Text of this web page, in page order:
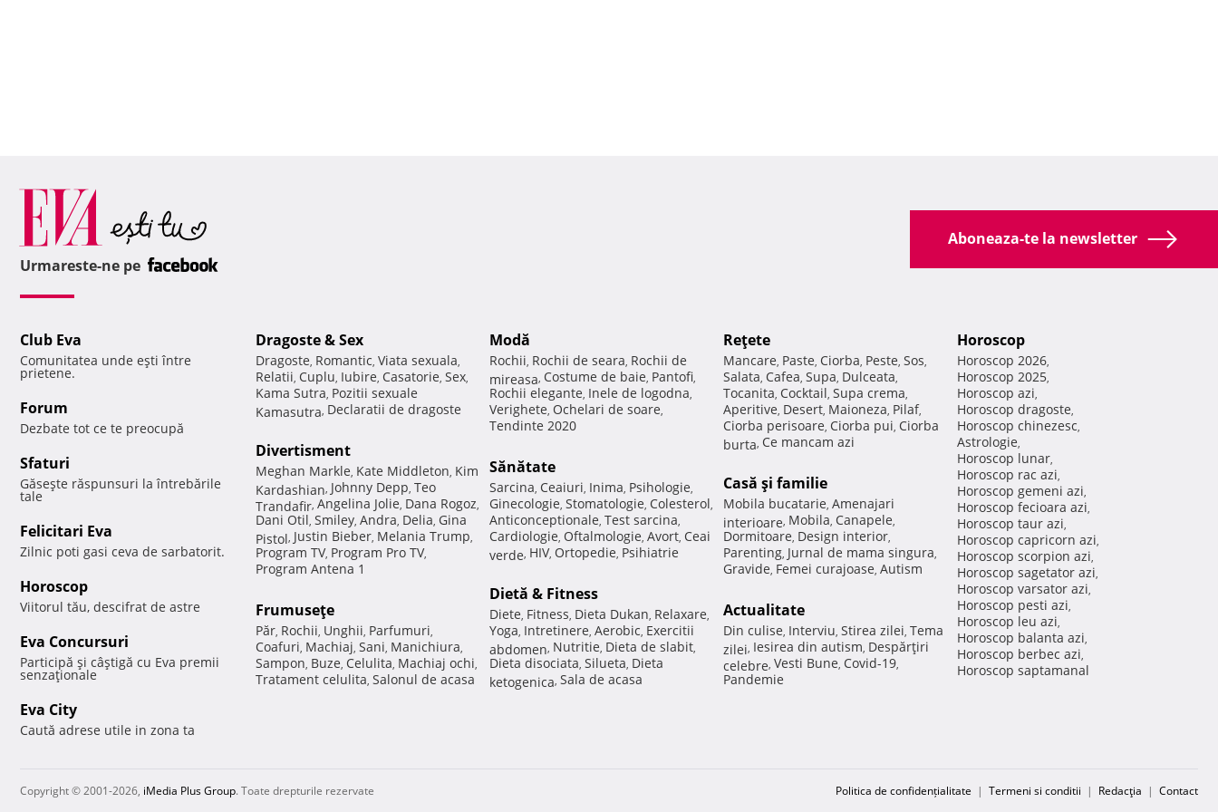
Aboneaza-te la newsletter
Urmareste-ne pe
Club Eva
Comunitatea unde eşti între
prietene.
Forum
Dezbate tot ce te preocupă
Sfaturi
Găseşte răspunsuri la întrebările
tale
Felicitari Eva
Zilnic poti gasi ceva de sarbatorit.
Horoscop
Viitorul tău, descifrat de astre
Eva Concursuri
Participă şi câştigă cu Eva premii
senzaţionale
Eva City
Caută adrese utile in zona ta
Dragoste & Sex
Dragoste, Romantic, Viata sexuala,
Relatii, Cuplu, Iubire, Casatorie, Sex,
Kama Sutra, Pozitii sexuale
Kamasutra, Declaratii de dragoste
Divertisment
Meghan Markle, Kate Middleton, Kim
Kardashian, Johnny Depp, Teo
Trandafir, Angelina Jolie, Dana Rogoz,
Dani Otil, Smiley, Andra, Delia, Gina
Pistol, Justin Bieber, Melania Trump,
Program TV, Program Pro TV,
Program Antena 1
Frumuseţe
Păr, Rochii, Unghii, Parfumuri,
Coafuri, Machiaj, Sani, Manichiura,
Sampon, Buze, Celulita, Machiaj ochi,
Tratament celulita, Salonul de acasa
Modă
Rochii, Rochii de seara, Rochii de
mireasa, Costume de baie, Pantofi,
Rochii elegante, Inele de logodna,
Verighete, Ochelari de soare,
Tendinte 2020
Sănătate
Sarcina, Ceaiuri, Inima, Psihologie,
Ginecologie, Stomatologie, Colesterol,
Anticonceptionale, Test sarcina,
Cardiologie, Oftalmologie, Avort, Ceai
verde, HIV, Ortopedie, Psihiatrie
Dietă & Fitness
Diete, Fitness, Dieta Dukan, Relaxare,
Yoga, Intretinere, Aerobic, Exercitii
abdomen, Nutritie, Dieta de slabit,
Dieta disociata, Silueta, Dieta
ketogenica, Sala de acasa
Reţete
Mancare, Paste, Ciorba, Peste, Sos,
Salata, Cafea, Supa, Dulceata,
Tocanita, Cocktail, Supa crema,
Aperitive, Desert, Maioneza, Pilaf,
Ciorba perisoare, Ciorba pui, Ciorba
burta, Ce mancam azi
Casă şi familie
Mobila bucatarie, Amenajari
interioare, Mobila, Canapele,
Dormitoare, Design interior,
Parenting, Jurnal de mama singura,
Gravide, Femei curajoase, Autism
Actualitate
Din culise, Interviu, Stirea zilei, Tema
zilei, Iesirea din autism, Despărţiri
celebre, Vesti Bune, Covid-19,
Pandemie
Horoscop
Horoscop 2026,
Horoscop 2025,
Horoscop azi,
Horoscop dragoste,
Horoscop chinezesc,
Astrologie,
Horoscop lunar,
Horoscop rac azi,
Horoscop gemeni azi,
Horoscop fecioara azi,
Horoscop taur azi,
Horoscop capricorn azi,
Horoscop scorpion azi,
Horoscop sagetator azi,
Horoscop varsator azi,
Horoscop pesti azi,
Horoscop leu azi,
Horoscop balanta azi,
Horoscop berbec azi,
Horoscop saptamanal
Copyright © 2001-2026, iMedia Plus Group. Toate drepturile rezervate Politica de confidențialitate | Termeni si conditii | Redacţia | Contact